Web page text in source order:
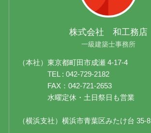
株式会社 和工務店
一級建築士事務所
（本社）東京都町田市成瀬 4-17-4
TEL : 042-729-2182
FAX：042-721-2653
水曜定休・土日祭日も営業
（横浜支社）横浜市青葉区みたけ台 35-8